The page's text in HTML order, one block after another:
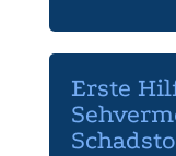
Erste